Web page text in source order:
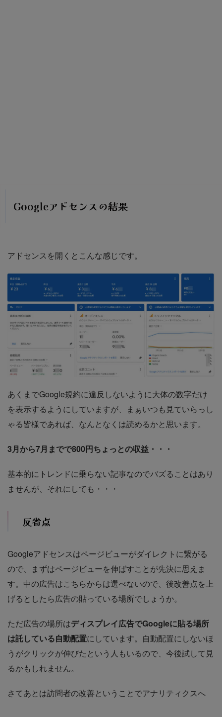
Googleアドセンスの結果
アドセンスを開くとこんな感じです。
あくまでGoogle規約に違反しないように大体の数字だけ
を表示するようにしていますが、まぁいつも見ていらっし
ゃる皆様であれば、なんとなくは読めるかと思います。
3月から7月までで800円ちょっとの収益・・・
基本的にトレンドに乗らない記事なのでバズることはあり
ませんが、それにしても・・・
反省点
Googleアドセンスはページビューがダイレクトに繋がる
ので、まずはページビューを伸ばすことが先決に思えま
す。中の広告はこちらからは選べないので、後改善点を上
げるとしたら広告の貼っている場所でしょうか。
ただ広告の場所はディスプレイ広告でGoogleに貼る場所
は託している自動配置にしています。自動配置にしないほ
うがクリックが伸びたという人もいるので、今後試して見
るかもしれません。
さてあとは訪問者の改善ということでアナリティクスへ